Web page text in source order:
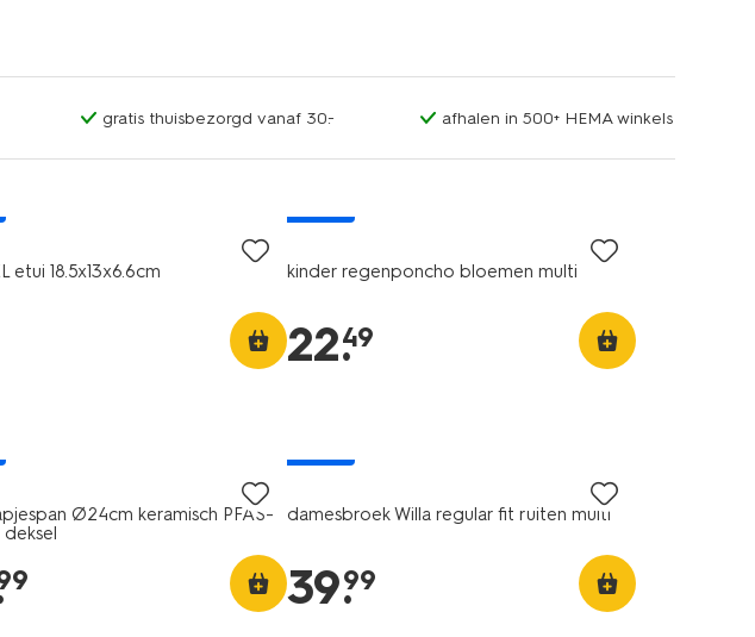
gratis thuisbezorgd vanaf 30.- afhalen in 500+ HEMA winkels
etui 18.5x13x6.6cm kinder regenponcho bloemen multi
22.
49
Ø24cm keramisch PFAS-
damesbroek Willa regular fit ruiten multi
39.
99